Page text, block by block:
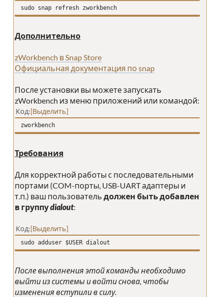
sudo snap refresh zworkbench
Дополнительно
zWorkbench в Snap Store
Официальная документация по snap
После установки вы можете запускать
zWorkbench из меню приложений или командой:
Код Выделить
zworkbench
Требования
Для корректной работы с последовательными
портами (COM-порты, USB-UART адаптеры и
т.п.) ваш пользователь должен быть добавлен
в группуdialout:
Код Выделить
sudo adduser $USER dialout
После выполнения этой команды необходимо
выйти из системы и войти снова, чтобы
изменения вступили в силу.